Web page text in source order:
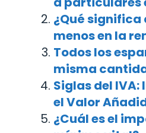
¿Qué significa
menos en la
Todos los
misma
Siglas del
el Valor
¿Cuál es el